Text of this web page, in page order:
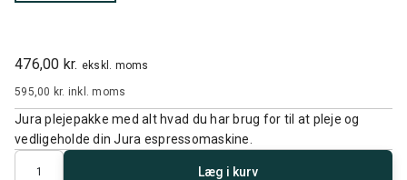
476,00 kr. ekskl. moms
595,00 kr. inkl. moms
Jura plejepakke med alt hvad du har brug for til at pleje og
vedligeholde din Jura espressomaskine.
Antal
Læg i kurv